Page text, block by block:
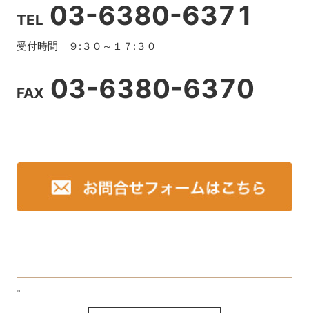
TEL 03-6380-6371
受付時間 ９:３０～１７:３０
FAX 03-6380-6370
。